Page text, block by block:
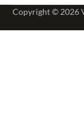
Copyright © 2026